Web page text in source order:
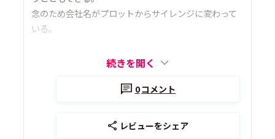
念のため会社名がプロットからサイレンジに変わって
いる。
続きを開く
0コメント
レビューをシェア